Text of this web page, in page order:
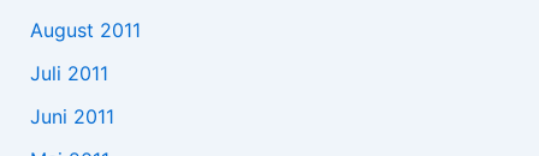
August 2011
Juli 2011
Juni 2011